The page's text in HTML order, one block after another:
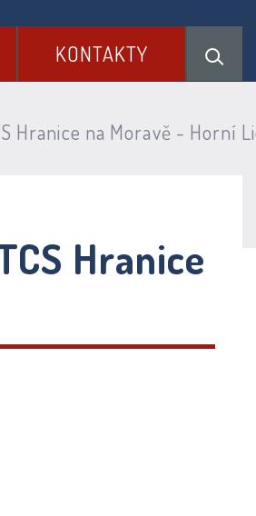
KONTAKTY
Hranice na Moravě - Horní
Hranice